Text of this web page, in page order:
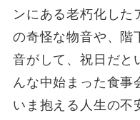
ンにある老朽化した
の奇怪な物音や、階
音がして、祝日だと
んな中始まった食事
いま抱える人生の不